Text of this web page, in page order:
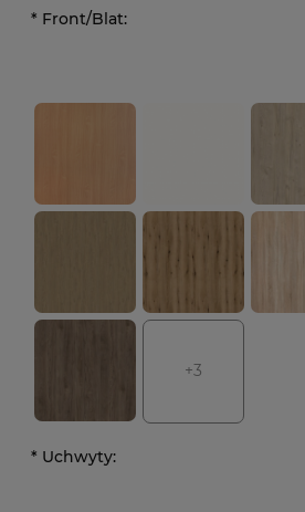
* Front/Blat:
+3
* Uchwyty: